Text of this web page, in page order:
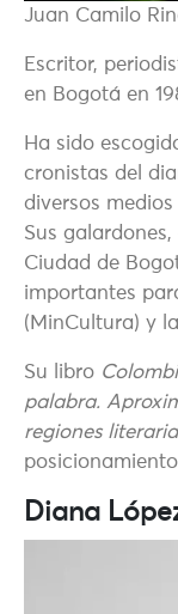
Juan Camilo
Escritor,
en Bogotá en
Ha sido
cronistas del
diversos
Sus
Ciudad de
importantes
(MinCultura) y
Su libro
palabra.
regiones
Diana